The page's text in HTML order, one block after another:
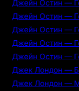
Джейн Остин —
Джейн Остин —
Джейн Остин —
Джейн Остин —
Джейн Остин —
Джек Лондон —
Джек Лондон —